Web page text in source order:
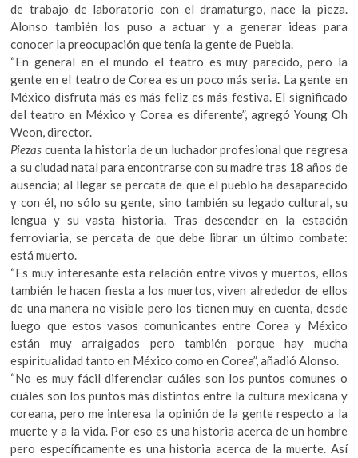
de trabajo de laboratorio con el dramaturgo, nace la pieza.
Alonso también los puso a actuar y a generar ideas para
conocer la preocupación que tenía la gente de Puebla.
“En general en el mundo el teatro es muy parecido, pero la
gente en el teatro de Corea es un poco más seria. La gente en
México disfruta más es más feliz es más festiva. El significado
del teatro en México y Corea es diferente”, agregó Young Oh
Weon, director.
Piezas cuenta la historia de un luchador profesional que regresa
a su ciudad natal para encontrarse con su madre tras 18 años de
ausencia; al llegar se percata de que el pueblo ha desaparecido
y con él, no sólo su gente, sino también su legado cultural, su
lengua y su vasta historia. Tras descender en la estación
ferroviaria, se percata de que debe librar un último combate:
está muerto.
“Es muy interesante esta relación entre vivos y muertos, ellos
también le hacen fiesta a los muertos, viven alrededor de ellos
de una manera no visible pero los tienen muy en cuenta, desde
luego que estos vasos comunicantes entre Corea y México
están muy arraigados pero también porque hay mucha
espiritualidad tanto en México como en Corea”, añadió Alonso.
“No es muy fácil diferenciar cuáles son los puntos comunes o
cuáles son los puntos más distintos entre la cultura mexicana y
coreana, pero me interesa la opinión de la gente respecto a la
muerte y a la vida. Por eso es una historia acerca de un hombre
pero específicamente es una historia acerca de la muerte. Así